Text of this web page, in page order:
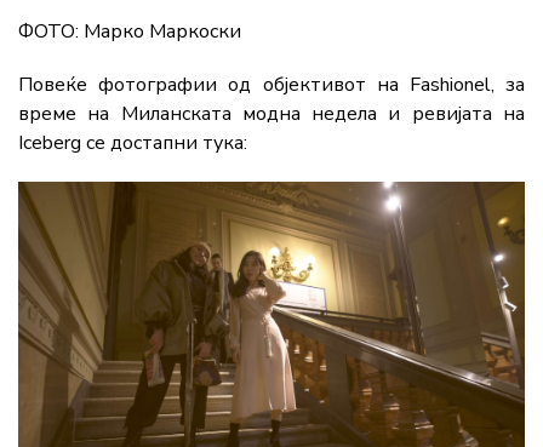
ФОТО: Марко Маркоски
Повеќе фотографии од објективот на Fashionel, за
време на Миланската модна недела и ревијата на
Iceberg се достапни тука: